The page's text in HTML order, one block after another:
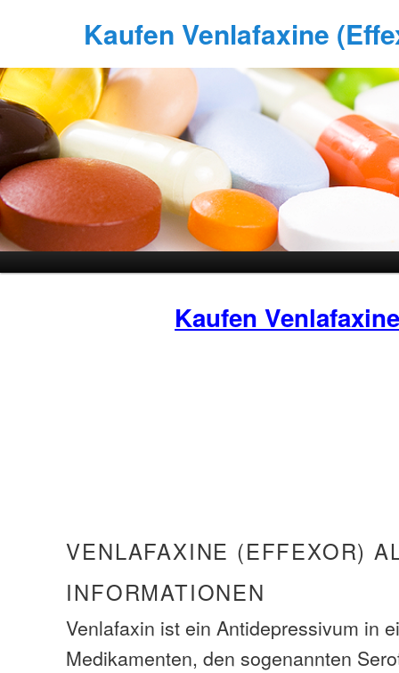
Kaufen Venlafaxine
Kaufen
VENLAFAXINE (EFFEXOR)
INFORMATIONEN
Venlafaxin ist ein Antidepressivum in
Medikamenten, den sogenannten